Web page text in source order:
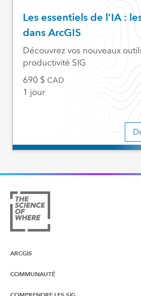
Les essentiels de l’IA :
dans ArcGIS
Découvrez vos nouveaux
productivité SIG
690
CAD
1 jour
ARCGIS
À propos d'ArcGIS
COMMUNAUTÉ